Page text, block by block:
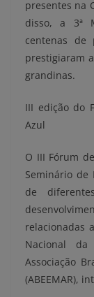
presentes na
disso, a 3ª
centenas de
prestigiaram
grandinas.
III edição do
Azul
O III Fórum
Seminário de
de
relacionadas
Nacional
Associação
(ABEEMAR),